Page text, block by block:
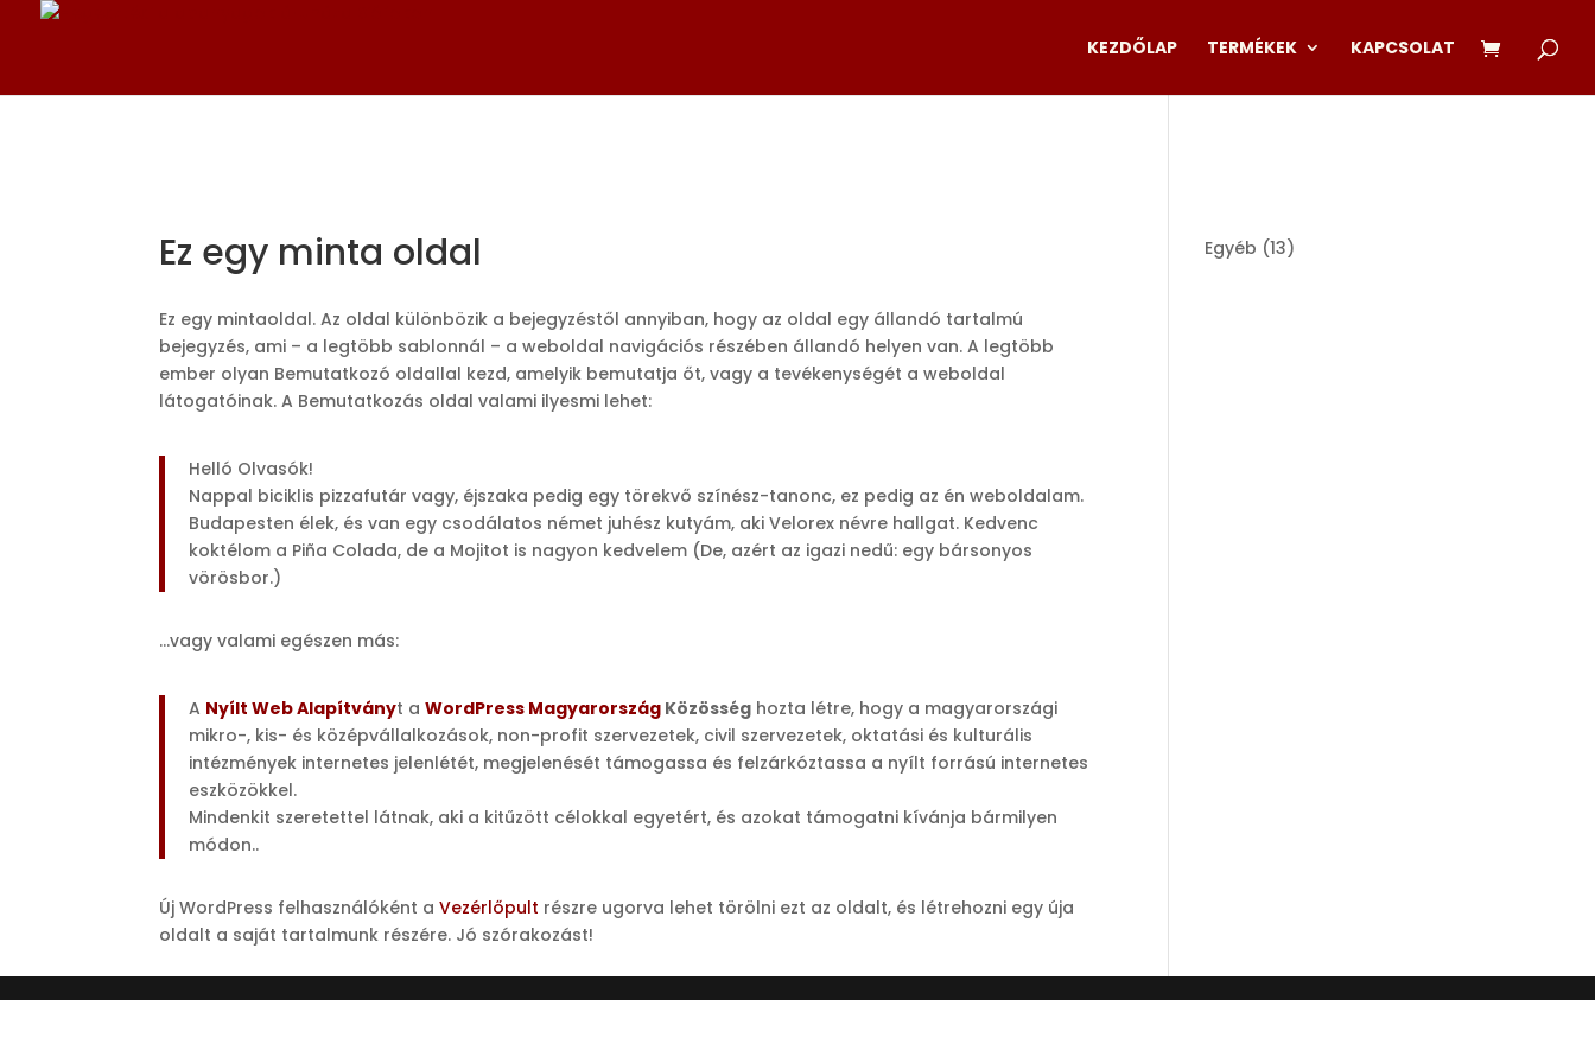
KEZDŐLAP TERMÉKEK KAPCSOLAT
Ez egy minta oldal
Ez egy mintaoldal. Az oldal különbözik a bejegyzéstől annyiban, hogy az oldal egy állandó tartalmú
bejegyzés, ami – a legtöbb sablonnál – a weboldal navigációs részében állandó helyen van. A legtöbb
ember olyan Bemutatkozó oldallal kezd, amelyik bemutatja őt, vagy a tevékenységét a weboldal
látogatóinak. A Bemutatkozás oldal valami ilyesmi lehet:
Helló Olvasók!
Nappal biciklis pizzafutár vagy, éjszaka pedig egy törekvő színész-tanonc, ez pedig az én weboldalam.
Budapesten élek, és van egy csodálatos német juhész kutyám, aki Velorex névre hallgat. Kedvenc
koktélom a Piña Colada, de a Mojitot is nagyon kedvelem (De, azért az igazi nedű: egy bársonyos
vörösbor.)
…vagy valami egészen más:
A Nyílt Web Alapítványt aWordPress Magyarország Közösség hozta létre, hogy a magyarországi
mikro-, kis- és középvállalkozások, non-profit szervezetek, civil szervezetek, oktatási és kulturális
intézmények internetes jelenlétét, megjelenését támogassa és felzárkóztassa a nyílt forrású internetes
eszközökkel.
Mindenkit szeretettel látnak, aki a kitűzött célokkal egyetért, és azokat támogatni kívánja bármilyen
módon..
Új WordPress felhasználóként aVezérlőpult részre ugorva lehet törölni ezt az oldalt, és létrehozni egy úja
oldalt a saját tartalmunk részére. Jó szórakozást!
Egyéb 1313